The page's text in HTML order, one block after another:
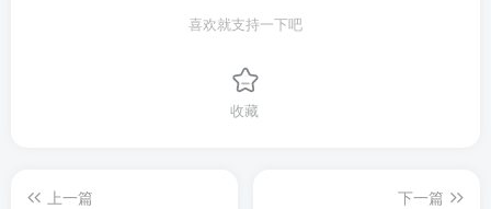
喜欢就支持一下吧
收藏
上一篇
下一篇